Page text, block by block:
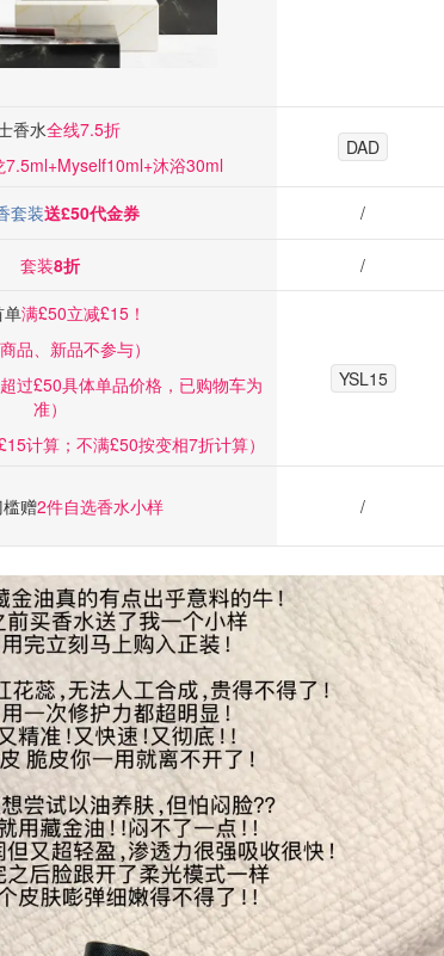
香水全线7.5折
7.5ml+Myself10ml+沐浴30ml
DAD
套装送£50代金券 /
套装8折
/
单满£50立减£15！
商品、新品不参与）
过£50具体单品价格，已购物车为
准）
计算；不满£50按变相7折计算）
YSL15
赠2件自选香水小样 /